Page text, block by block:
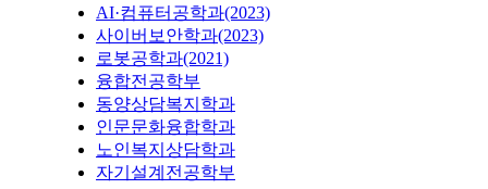
AI·컴퓨터공학과(2023)
사이버보안학과(2023)
로봇공학과(2021)
융합전공학부
동양상담복지학과
인문문화융합학과
노인복지상담학과
자기설계전공학부